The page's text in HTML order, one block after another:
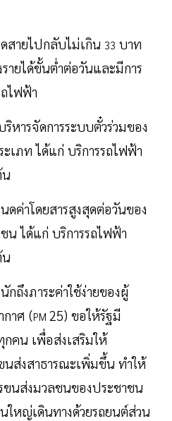
สายไปกลับไม่เกิน 33 บาท
ายได้ขั้นต่ำต่อวันและมีการ
ไฟฟ้า
ริหารจัดการระบบตั๋วร่วมของ
เภท ได้แก่ บริการรถไฟฟ้า
น
ดค่าโดยสารสูงสุดต่อวันของ
น ได้แก่ บริการรถไฟฟ้า
น
กถึงภาระค่าใช้ง่ายของผู้
าศ (PM 25) ขอให้รัฐมี
กคน เพื่อส่งเสริมให้
ส่งสาธารณะเพิ่มขึ้น ทำให้
ขนส่งมวลชนของประชาชน
หญ่เดินทางด้วยรถยนต์ส่วน